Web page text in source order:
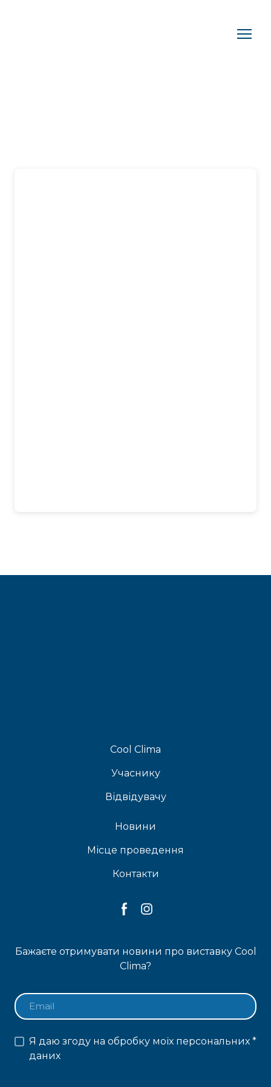
Cool Clima
Учаснику
Відвідувачу
Новини
Місце проведення
Контакти
Бажаєте отримувати новини про виставку Cool
Clima?
Я даю згоду на обробку моїх персональних
даних
*